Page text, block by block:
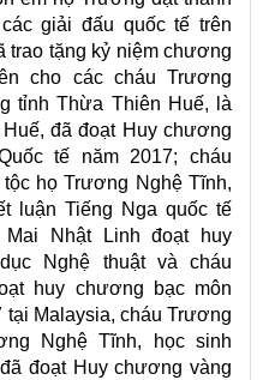
giải đấu quốc tế trên
trao tặng kỷ niệm chương
cho các cháu Trương
tỉnh Thừa Thiên Huế, là
đã đoạt Huy chương
tế năm 2017; cháu
họ Trương Nghệ Tĩnh,
luận Tiếng Nga quốc tế
Nhật Linh đoạt huy
Nghệ thuật và cháu
huy chương bạc môn
tại Malaysia, cháu Trương
Nghệ Tĩnh, học sinh
đoạt Huy chương vàng